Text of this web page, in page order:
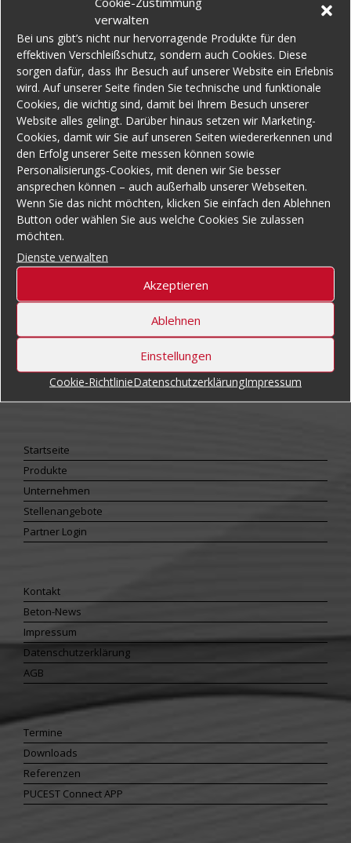
verwalten
Bei uns gibt’s nicht nur hervorragende Produkte für den
effektiven Verschleißschutz, sondern auch Cookies. Diese
sorgen dafür, dass Ihr Besuch auf unserer Website ein Erlebnis
wird. Auf unserer Seite finden Sie technische und funktionale
Cookies, die wichtig sind, damit bei Ihrem Besuch unserer
Website alles gelingt. Darüber hinaus setzen wir Marketing-
Cookies, damit wir Sie auf unseren Seiten wiedererkennen und
den Erfolg unserer Seite messen können sowie
Personalisierungs-Cookies, mit denen wir Sie besser
ansprechen können – auch außerhalb unserer Webseiten.
Wenn Sie das nicht möchten, klicken Sie einfach den Ablehnen
Button oder wählen Sie aus welche Cookies Sie zulassen
möchten.
Dienste verwalten
Akzeptieren
Ablehnen
Einstellungen
Cookie-RichtlinieDatenschutzerklärungImpressum
Nächste
PUCEST protect GmbH
D-63820 Elsenfeld
Fax +49 6022 26401-20
Startseite
Produkte
Unternehmen
Stellenangebote
Partner Login
Kontakt
Beton-News
Impressum
Datenschutzerklärung
AGB
Termine
Downloads
Referenzen
PUCEST Connect APP